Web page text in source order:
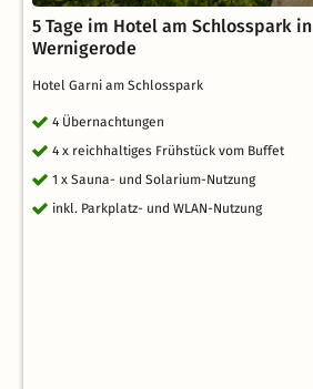
5 Tage im Hotel am Schlosspark in
Wernigerode
Hotel Garni am Schlosspark
4 Übernachtungen
4 x reichhaltiges Frühstück vom Buffet
1 x Sauna- und Solarium-Nutzung
inkl. Parkplatz- und WLAN-Nutzung